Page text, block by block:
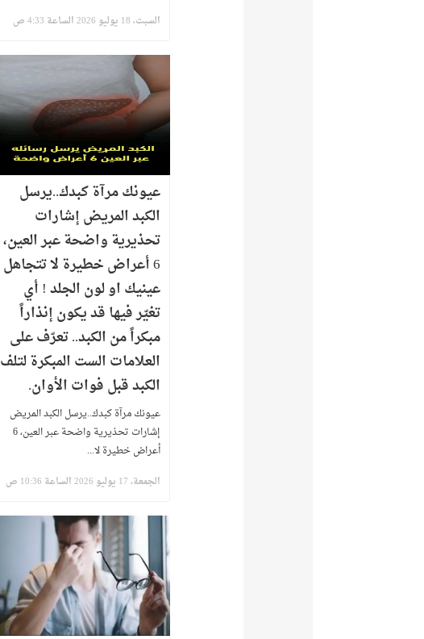
السبت، 18 يوليو 2026 الساعة 4:33 ص
عيونك مرآة كبدك..يرسل
الكبد المريض إشارات
تحذيرية واضحة عبر العين،
6 أعراض خطيرة لا تتجاهل
عينيك او لون الجلد ! أي
تغيّر فيها قد يكون إنذاراً
مبكراً من الكبد.. تعرّف على
العلامات الست المبكرة لتلف
الكبد قبل فوات الأوان.
عيونك مرآة كبدك..يرسل الكبد المريض
إشارات تحذيرية واضحة عبر العين، 6
أعراض خطيرة لا...
الجمعة، 17 يوليو 2026 الساعة 10:36 ص